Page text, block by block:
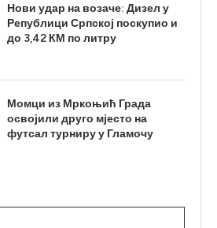
Нови удар на возаче: Дизел у
Републици Српској поскупио и
до 3,42 КМ по литру
Момци из Мркоњић Града
освојили друго мјесто на
футсал турниру у Гламочу